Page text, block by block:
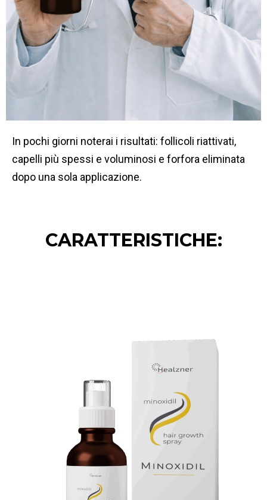
In pochi giorni noterai i risultati: follicoli riattivati,
capelli più spessi e voluminosi e forfora eliminata
dopo una sola applicazione.
CARATTERISTICHE: